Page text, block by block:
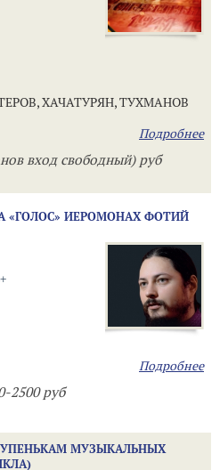
ХАЧАТУРЯН, ТУХМАНОВ
Подробнее
вход свободный) руб
«ГОЛОС» ИЕРОМОНАХ ФОТИЙ
Подробнее
2500 руб
МУЗЫКАЛЬНЫХ